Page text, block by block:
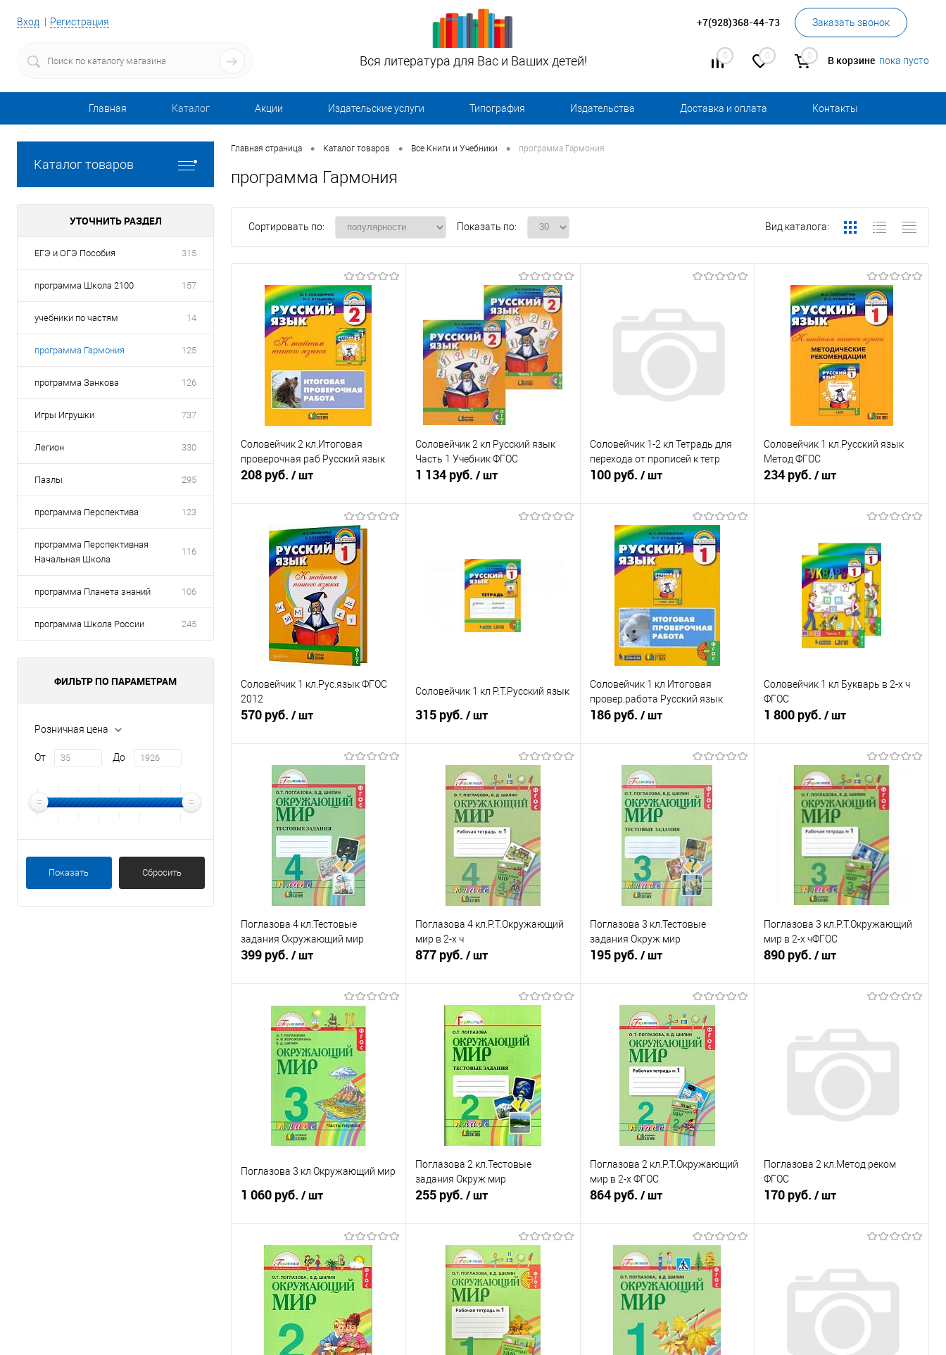
Вход Регистрация +7(928)368-44-73 Заказать звонок
0 0 0 В корзине пока пусто
Вся литература для Вас и Ваших детей!
Главная Каталог Акции Издательские услуги Типография Издательства Доставка и оплата Контакты
Каталог товаров
УТОЧНИТЬ РАЗДЕЛ
ЕГЭ и ОГЭ Пособия 315
программа Школа 2100 157
учебники по частям 14
программа Гармония 125
программа Занкова 126
Игры Игрушки 737
Легион 330
Пазлы 295
программа Перспектива 123
программа Перспективная
Начальная Школа
116
программа Планета знаний 106
программа Школа России 245
ФИЛЬТР ПО ПАРАМЕТРАМ
Розничная цена
От До
Показать Сбросить
Главная страница • Каталог товаров • Все Книги и Учебники • программа Гармония
программа Гармония
Сортировать по: Показать по: Вид каталога:
Соловейчик 2 кл.Итоговая
проверочная раб Русский язык
208 руб. / шт
Подписаться
Купить в 1 клик
К сравнению
В избранное
Недоступно
Соловейчик 2 кл Русский язык
Часть 1 Учебник ФГОС
1 134 руб. / шт
Купить в 1 клик
К сравнению
В избранное
В наличии
Соловейчик 1-2 кл Тетрадь для
перехода от прописей к тетр
100 руб. / шт
Подписаться
Купить в 1 клик
К сравнению
В избранное
Соловейчик 1 кл.Русский язык
Метод ФГОС
234 руб./ шт
Купить в 1 клик
К сравнению
В избранное
Недоступно
Соловейчик 1 кл.Рус.язык ФГОС
2012
570 руб. / шт
Подписаться
Купить в 1 клик
К сравнению
В избранное
Соловейчик 1 кл Р.Т.Русский язык
315 руб. / шт
Подписаться
Купить в 1 клик
К сравнению
В избранное
Соловейчик 1 кл Итоговая
провер.работа Русский язык
186 руб. / шт
В корзину
Купить в 1 клик
К сравнению
В избранное
Соловейчик 1 кл Букварь в 2-х ч
ФГОС
1 800 руб./ шт
Подписаться
Купить в 1 клик
К сравнению
В избранное
Поглазова 4 кл.Тестовые
задания Окружающий мир
399 руб. / шт
Подписаться
Купить в 1 клик
К сравнению
В избранное
Недоступно
Поглазова 4 кл.Р.Т.Окружающий
мир в 2-х ч
877 руб. / шт
Подписаться
Купить в 1 клик
К сравнению
В избранное
Поглазова 3 кл.Тестовые
задания Окруж мир
195 руб. / шт
Подписаться
Купить в 1 клик
К сравнению
В избранное
Поглазова 3 кл.Р.Т.Окружающий
мир в 2-х чФГОС
890 руб./ шт
Купить в 1 клик
К сравнению
В избранное
В наличии
Поглазова 3 кл Окружающий мир
1 060 руб. / шт
Подписаться
Купить в 1 клик
К сравнению
В избранное
Недоступно
Поглазова 2 кл.Тестовые
задания Окруж мир
255 руб. / шт
Подписаться
Купить в 1 клик
К сравнению
В избранное
Поглазова 2 кл.Р.Т.Окружающий
мир в 2-х ФГОС
864 руб. / шт
Подписаться
Купить в 1 клик
К сравнению
В избранное
Недоступно
Поглазова 2 кл.Метод реком
ФГОС
170 руб./ шт
Купить в 1 клик
К сравнению
В избранное
Недоступно